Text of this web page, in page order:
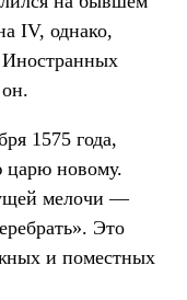
IV, однако,
Иностранных
1575 года,
новому.
мелочи —
Это
и поместных